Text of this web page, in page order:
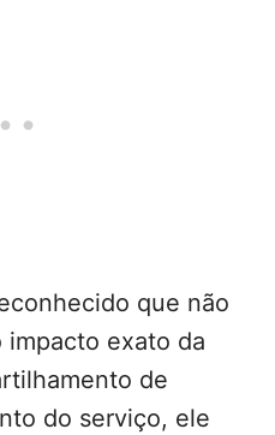
que não
exato da
de
do serviço, ele